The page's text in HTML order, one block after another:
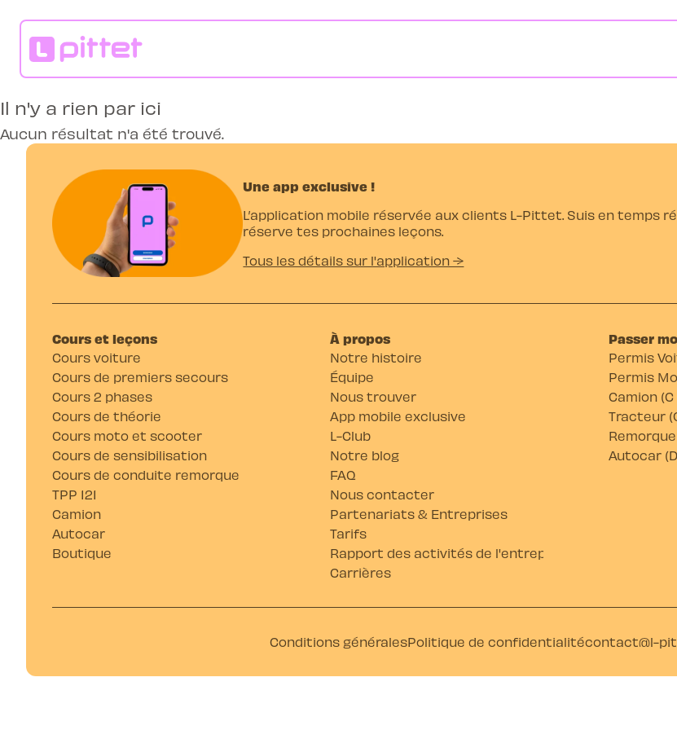
Il n'y a rien par ici
Aucun résultat n'a été trouvé.
Une app exclusive !
L’application mobile réservée aux clients L-Pittet. Suis en temps
réserve tes prochaines leçons.
Tous les détails sur l'application →
Cours et leçons
Cours voiture
Cours de premiers secours
Cours 2 phases
Cours de théorie
Cours moto et scooter
Cours de sensibilisation
Cours de conduite remorque
TPP 121
Camion
Autocar
Boutique
À propos
Notre histoire
Équipe
Nous trouver
App mobile exclusive
L-Club
Notre blog
FAQ
Nous contacter
Partenariats & Entreprises
Tarifs
Rapport des activités de l'entreprise
Carrières
Passer
Permis
Permis
Camion (C
Tracteur
Remorque
Autocar
Conditions généralesPolitique de confidentialitécontact@l-